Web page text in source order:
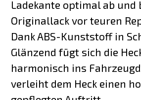
Ladekante optimal ab und
Originallack vor teuren
Dank ABS-Kunststoff in
Glänzend fügt sich die
harmonisch ins
verleiht dem Heck einen